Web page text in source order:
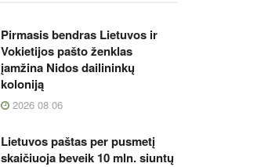
Pirmasis bendras Lietuvos ir
Vokietijos pašto ženklas
įamžina Nidos dailininkų
koloniją
2026 08 06
Lietuvos paštas per pusmetį
skaičiuoja beveik 10 mln. siuntų